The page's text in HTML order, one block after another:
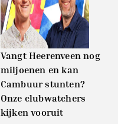
Vangt Heerenveen nog
miljoenen en kan
Cambuur stunten?
Onze clubwatchers
kijken vooruit